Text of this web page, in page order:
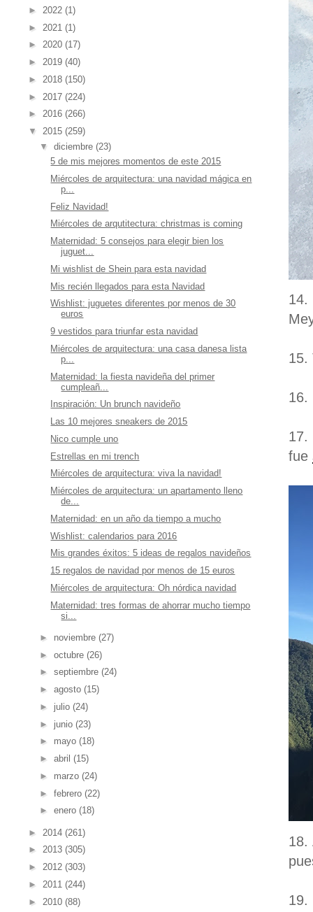
14.
15.
16.
17.
fue
18.
19.
► 2022 (1)
► 2021 (1)
► 2020 (17)
► 2019 (40)
► 2018 (150)
► 2017 (224)
► 2016 (266)
▼ 2015 (259)
▼ diciembre (23)
5 de mis mejores momentos de este 2015
Miércoles de arquitectura: una navidad mágica en
p...
Feliz Navidad!
Miércoles de arqutitectura: christmas is coming
Maternidad: 5 consejos para elegir bien los
juguet...
Mi wishlist de Shein para esta navidad
Mis recién llegados para esta Navidad
Wishlist: juguetes diferentes por menos de 30
euros
9 vestidos para triunfar esta navidad
Miércoles de arquitectura: una casa danesa lista
p...
Maternidad: la fiesta navideña del primer
cumpleañ...
Inspiración: Un brunch navideño
Las 10 mejores sneakers de 2015
Nico cumple uno
Estrellas en mi trench
Miércoles de arquitectura: viva la navidad!
Miércoles de arquitectura: un apartamento lleno
de...
Maternidad: en un año da tiempo a mucho
Wishlist: calendarios para 2016
Mis grandes éxitos: 5 ideas de regalos navideños
15 regalos de navidad por menos de 15 euros
Miércoles de arquitectura: Oh nórdica navidad
Maternidad: tres formas de ahorrar mucho tiempo
si...
► noviembre (27)
► octubre (26)
► septiembre (24)
► agosto (15)
► julio (24)
► junio (23)
► mayo (18)
► abril (15)
► marzo (24)
► febrero (22)
► enero (18)
► 2014 (261)
► 2013 (305)
► 2012 (303)
► 2011 (244)
► 2010 (88)